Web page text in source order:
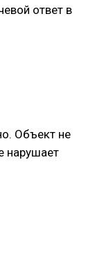
ответ в
Объект не
нарушает